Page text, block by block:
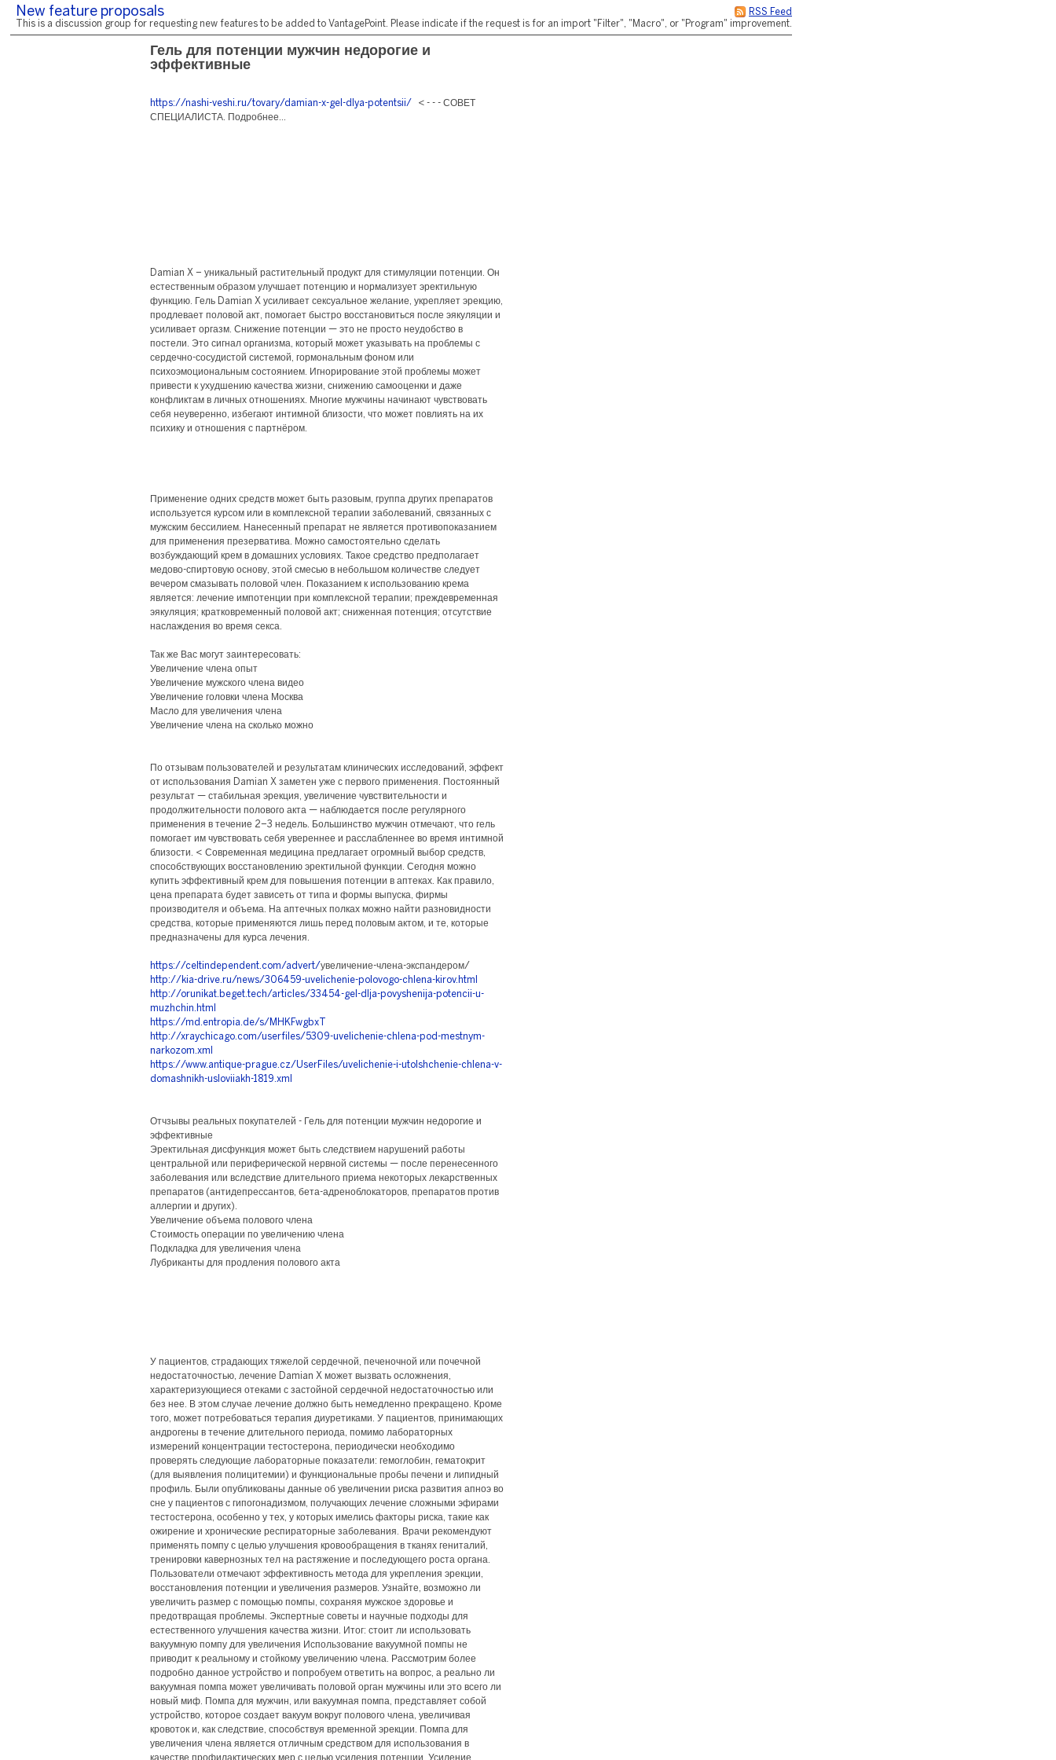
RSS Feed
New feature proposals
This is a discussion group for requesting new features to be added to VantagePoint. Please indicate if the request is for an import "Filter", "Macro", or "Program" improvement.
Гель для потенции мужчин недорогие и
эффективные
https://nashi-veshi.ru/tovary/damian-x-gel-dlya-potentsii/ < - - - СОВЕТ
СПЕЦИАЛИСТА. Подробнее...
Damian X – уникальный растительный продукт для стимуляции потенции. Он
естественным образом улучшает потенцию и нормализует эректильную
функцию. Гель Damian X усиливает сексуальное желание, укрепляет эрекцию,
продлевает половой акт, помогает быстро восстановиться после эякуляции и
усиливает оргазм. Снижение потенции — это не просто неудобство в
постели. Это сигнал организма, который может указывать на проблемы с
сердечно-сосудистой системой, гормональным фоном или
психоэмоциональным состоянием. Игнорирование этой проблемы может
привести к ухудшению качества жизни, снижению самооценки и даже
конфликтам в личных отношениях. Многие мужчины начинают чувствовать
себя неуверенно, избегают интимной близости, что может повлиять на их
психику и отношения с партнёром.
Применение одних средств может быть разовым, группа других препаратов
используется курсом или в комплексной терапии заболеваний, связанных с
мужским бессилием. Нанесенный препарат не является противопоказанием
для применения презерватива. Можно самостоятельно сделать
возбуждающий крем в домашних условиях. Такое средство предполагает
медово-спиртовую основу, этой смесью в небольшом количестве следует
вечером смазывать половой член. Показанием к использованию крема
является: лечение импотенции при комплексной терапии; преждевременная
эякуляция; кратковременный половой акт; сниженная потенция; отсутствие
наслаждения во время секса.
Так же Вас могут заинтересовать:
Увеличение члена опыт
Увеличение мужского члена видео
Увеличение головки члена Москва
Масло для увеличения члена
Увеличение члена на сколько можно
По отзывам пользователей и результатам клинических исследований, эффект
от использования Damian X заметен уже с первого применения. Постоянный
результат — стабильная эрекция, увеличение чувствительности и
продолжительности полового акта — наблюдается после регулярного
применения в течение 2–3 недель. Большинство мужчин отмечают, что гель
помогает им чувствовать себя увереннее и расслабленнее во время интимной
близости. < Современная медицина предлагает огромный выбор средств,
способствующих восстановлению эректильной функции. Сегодня можно
купить эффективный крем для повышения потенции в аптеках. Как правило,
цена препарата будет зависеть от типа и формы выпуска, фирмы
производителя и объема. На аптечных полках можно найти разновидности
средства, которые применяются лишь перед половым актом, и те, которые
предназначены для курса лечения.
https://celtindependent.com/advert/увеличение-члена-экспандером/
http://kia-drive.ru/news/306459-uvelichenie-polovogo-chlena-kirov.html
http://orunikat.beget.tech/articles/33454-gel-dlja-povyshenija-potencii-u-
muzhchin.html
https://md.entropia.de/s/MHKFwgbxT
http://xraychicago.com/userfiles/5309-uvelichenie-chlena-pod-mestnym-
narkozom.xml
https://www.antique-prague.cz/UserFiles/uvelichenie-i-utolshchenie-chlena-v-
domashnikh-usloviiakh-1819.xml
Отчзывы реальных покупателей - Гель для потенции мужчин недорогие и
эффективные
Эректильная дисфункция может быть следствием нарушений работы
центральной или периферической нервной системы — после перенесенного
заболевания или вследствие длительного приема некоторых лекарственных
препаратов (антидепрессантов, бета-адреноблокаторов, препаратов против
аллергии и других).
Увеличение объема полового члена
Стоимость операции по увеличению члена
Подкладка для увеличения члена
Лубриканты для продления полового акта
У пациентов, страдающих тяжелой сердечной, печеночной или почечной
недостаточностью, лечение Damian X может вызвать осложнения,
характеризующиеся отеками с застойной сердечной недостаточностью или
без нее. В этом случае лечение должно быть немедленно прекращено. Кроме
того, может потребоваться терапия диуретиками. У пациентов, принимающих
андрогены в течение длительного периода, помимо лабораторных
измерений концентрации тестостерона, периодически необходимо
проверять следующие лабораторные показатели: гемоглобин, гематокрит
(для выявления полицитемии) и функциональные пробы печени и липидный
профиль. Были опубликованы данные об увеличении риска развития апноэ во
сне у пациентов с гипогонадизмом, получающих лечение сложными эфирами
тестостерона, особенно у тех, у которых имелись факторы риска, такие как
ожирение и хронические респираторные заболевания. Врачи рекомендуют
применять помпу с целью улучшения кровообращения в тканях гениталий,
тренировки кавернозных тел на растяжение и последующего роста органа.
Пользователи отмечают эффективность метода для укрепления эрекции,
восстановления потенции и увеличения размеров. Узнайте, возможно ли
увеличить размер с помощью помпы, сохраняя мужское здоровье и
предотвращая проблемы. Экспертные советы и научные подходы для
естественного улучшения качества жизни. Итог: стоит ли использовать
вакуумную помпу для увеличения Использование вакуумной помпы не
приводит к реальному и стойкому увеличению члена. Рассмотрим более
подробно данное устройство и попробуем ответить на вопрос, а реально ли
вакуумная помпа может увеличивать половой орган мужчины или это всего ли
новый миф. Помпа для мужчин, или вакуумная помпа, представляет собой
устройство, которое создает вакуум вокруг полового члена, увеличивая
кровоток и, как следствие, способствуя временной эрекции. Помпа для
увеличения члена является отличным средством для использования в
качестве профилактических мер с целью усиления потенции. Усиление